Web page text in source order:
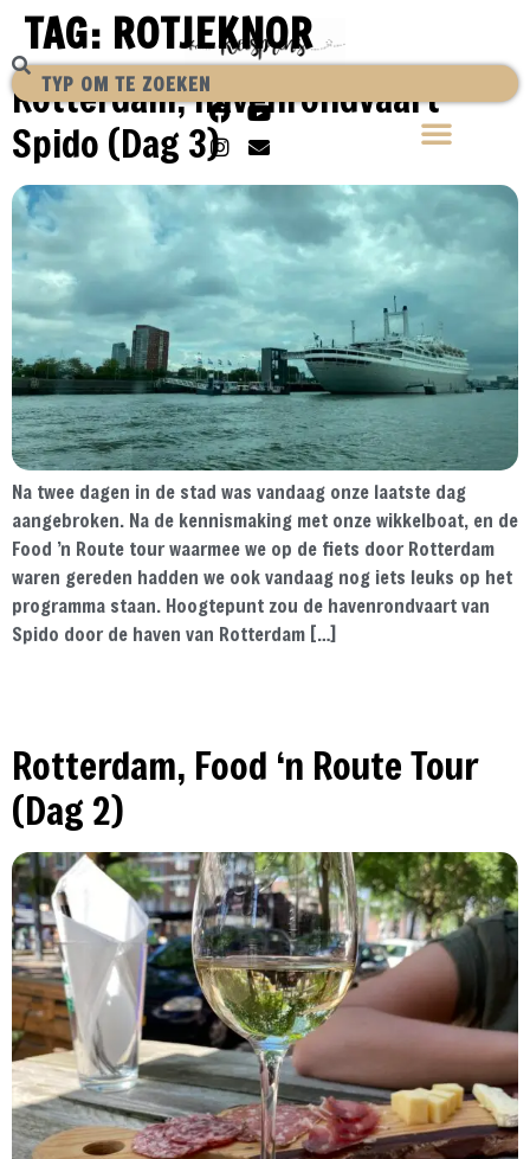
TAG: ROTJEKNOR
Rotterdam, havenrondvaart
Spido (Dag 3)
Na twee dagen in de stad was vandaag onze laatste dag
aangebroken. Na de kennismaking met onze wikkelboat, en de
Food ’n Route tour waarmee we op de fiets door Rotterdam
waren gereden hadden we ook vandaag nog iets leuks op het
programma staan. Hoogtepunt zou de havenrondvaart van
Spido door de haven van Rotterdam […]
Rotterdam, Food ‘n Route Tour
(Dag 2)